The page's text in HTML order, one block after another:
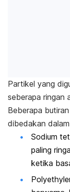
Partikel yang
seberapa ringan
Beberapa butiran
dibedakan
Sodium
paling
ketika